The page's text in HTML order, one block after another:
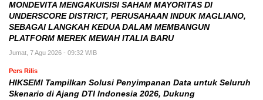
MONDEVITA MENGAKUISISI SAHAM MAYORITAS DI
UNDERSCORE DISTRICT, PERUSAHAAN INDUK MAGLIANO,
SEBAGAI LANGKAH KEDUA DALAM MEMBANGUN
PLATFORM MEREK MEWAH ITALIA BARU
Jumat, 7 Agu 2026 - 09:32 WIB
Pers Rilis
HIKSEMI Tampilkan Solusi Penyimpanan Data untuk Seluruh
Skenario di Ajang DTI Indonesia 2026, Dukung